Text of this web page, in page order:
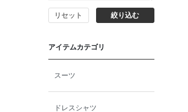
ビー・エー・ジー
イヴィスト
ン
リセット 絞り込む
アイテムカテゴリ
スーツ
ドレスシャツ